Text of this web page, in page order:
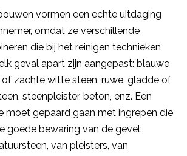
vormen een echte uitdaging
omdat ze verschillende
die bij het reinigen technieken
geval apart zijn aangepast: blauwe
of zachte witte steen, ruwe, gladde of
steenpleister, beton, enz. Een
moet gepaard gaan met ingrepen die
goede bewaring van de gevel:
van pleisters, van